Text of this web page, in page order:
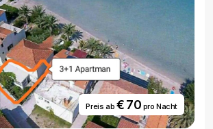
Preis ab € 70 pro Nacht